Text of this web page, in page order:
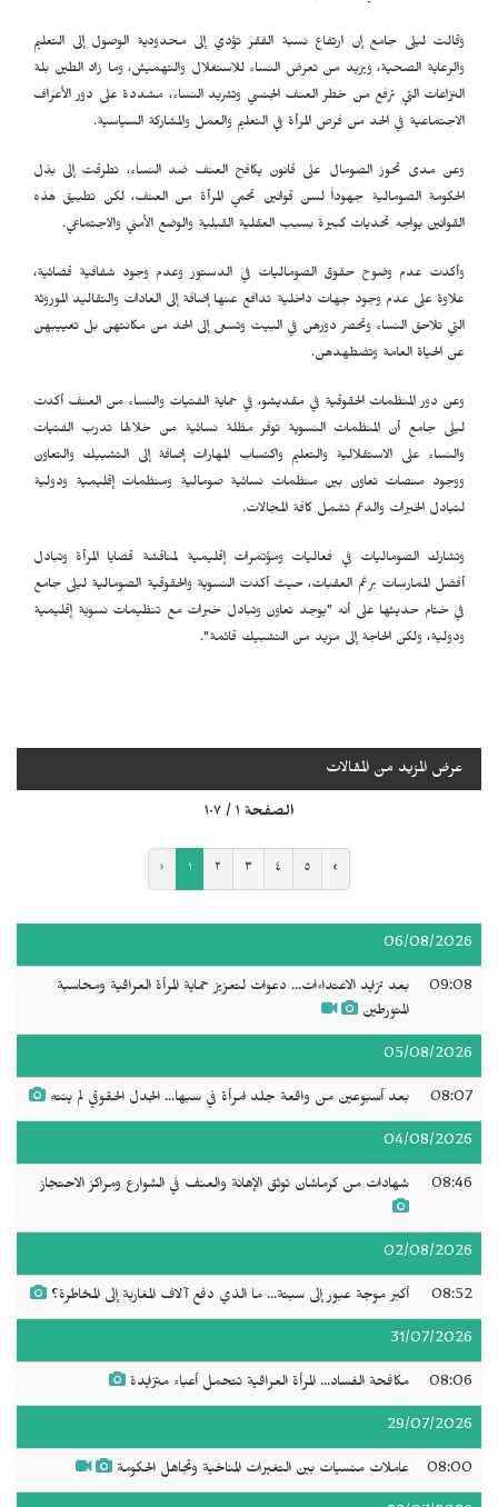
وقالت ليلى جامع إن ارتفاع نسبة الفقر تؤدي إلى محدودية الوصول إلى التعليم
والرعاية الصحية، ويزيد من تعرض النساء للاستغلال والتهميش، وما زاد الطين بلة
النزاعات التي ترفع من خطر العنف الجنسي وتشريد النساء، مشددة على دور الأعراف
الاجتماعية في الحد من فرص المرأة في التعليم والعمل والمشاركة السياسية.
وعن مدى تحوز الصومال على قانون يكافح العنف ضد النساء، تطرقت إلى بذل
الحكومة الصومالية جهوداً لسن قوانين تحمي المرأة من العنف، لكن تطبيق هذه
القوانين يواجه تحديات كبيرة بسبب العقلية القبلية والوضع الأمني والاجتماعي.
وأكدت عدم وضوح حقوق الصوماليات في الدستور وعدم وجود شفافية قضائية،
علاوة على عدم وجود جهات داخلية تدافع عنها إضافة إلى العادات والتقاليد الموروثة
التي تلاحق النساء وتحصر دورهن في البيت وتسعى إلى الحد من مكانتهن بل تغييبهن
عن الحياة العامة وتضطهدهن.
وعن دور المنظمات الحقوقية في مقديشو، في حماية الفتيات والنساء من العنف أكدت
ليلى جامع أن المنظمات النسوية توفر مظلة نسائية من خلالها تدرب الفتيات
والنساء على الاستقلالية والتعليم واكتساب المهارات إضافة إلى التشبيك والتعاون
ووجود منصات تعاون بين منظمات نسائية صومالية ومنظمات إقليمية ودولية
لتبادل الخبرات والدعم تشمل كافة المجالات.
وتشارك الصوماليات في فعاليات ومؤتمرات إقليمية لمناقشة قضايا المرأة وتبادل
أفضل الممارسات برغم العقبات، حيث أكدت النسوية والحقوقية الصومالية ليلى جامع
في ختام حديثها على أنه "يوجد تعاون وتبادل خبرات مع تنظيمات نسوية إقليمية
ودولية، ولكن الحاجة إلى مزيد من التشبيك قائمة".
عرض المزيد من المقالات
الصفحة ١ / ١٠٧
‹ ١ ٢ ٣ ٤ ٥ ›
06/08/2026
09:08
بعد تزايد الاعتداءات... دعوات لتعزيز حماية المرأة العراقية ومحاسبة
المتورطين
05/08/2026
08:07 بعد أسبوعين من واقعة جلد امرأة في سبها... الجدل الحقوقي لم ينتهِ
04/08/2026
08:46 شهادات من كرماشان توثق الإهانة والعنف في الشوارع ومراكز الاحتجاز
02/08/2026
08:52 أكبر موجة عبور إلى سبتة... ما الذي دفع آلاف المغاربة إلى المخاطرة؟
31/07/2026
08:06 مكافحة الفساد... المرأة العراقية تتحمل أعباء متزايدة
29/07/2026
08:00 عاملات منسيات بين التغيرات المناخية وتجاهل الحكومة